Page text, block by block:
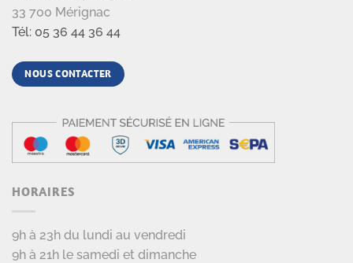
33 700 Mérignac
Tél: 05 36 44 36 44
NOUS CONTACTER
HORAIRES
9h à 23h du lundi au vendredi
9h à 21h le samedi et dimanche